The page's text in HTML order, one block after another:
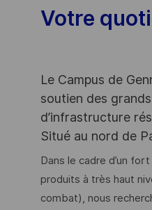
Votre
Le Campus de
soutien des
d’infrastructure
Situé au nord de
Dans le cadre d’un
produits à très haut
combat), nous